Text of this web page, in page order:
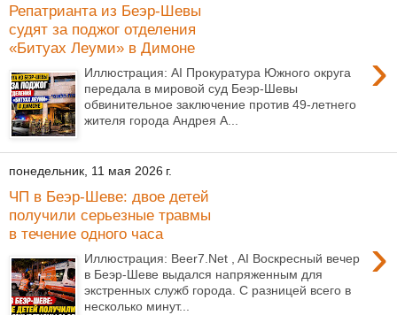
Репатрианта из Беэр-Шевы
судят за поджог отделения
«Битуах Леуми» в Димоне
›
Иллюстрация: AI Прокуратура Южного округа
передала в мировой суд Беэр-Шевы
обвинительное заключение против 49-летнего
жителя города Андрея А...
понедельник, 11 мая 2026 г.
ЧП в Беэр-Шеве: двое детей
получили серьезные травмы
в течение одного часа
›
Иллюстрация: Beer7.Net , AI Воскресный вечер
в Беэр-Шеве выдался напряженным для
экстренных служб города. С разницей всего в
несколько минут...